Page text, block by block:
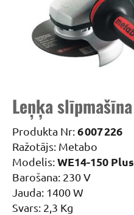
Leņķa slīpmašīna
Produkta Nr:6 007 226
Ražotājs: Metabo
Modelis:WE14-150 Plus
Barošana: 230 V
Jauda: 1400 W
Svars: 2,3 Kg